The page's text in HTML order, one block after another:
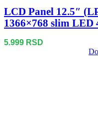
LCD Panel 12.5″
1366×768 slim LED
5.999 RSD